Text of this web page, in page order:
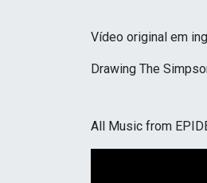
Vídeo original em
Drawing The
All Music from